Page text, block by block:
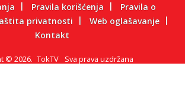
Pravila korišćenja
Pravila o
privatnosti
Web oglašavanje
Kontakt
© 2026. TokTV Sva prava uzdržana